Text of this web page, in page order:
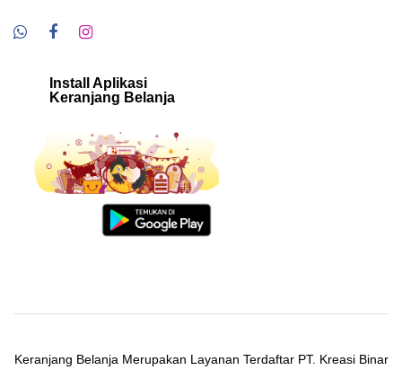
Install Aplikasi
Keranjang Belanja
Keranjang Belanja Merupakan Layanan Terdaftar PT. Kreasi Binar